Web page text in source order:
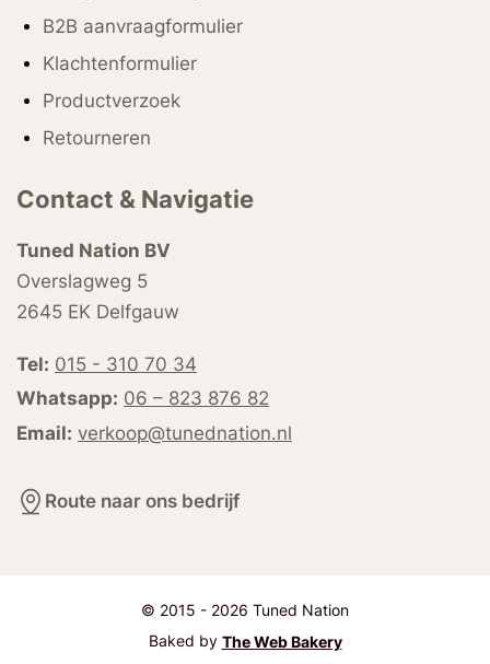
B2B aanvraagformulier
Klachtenformulier
Productverzoek
Retourneren
Contact & Navigatie
Tuned Nation BV
Overslagweg 5
2645 EK Delfgauw
Tel: 015 - 310 70 34
Whatsapp: 06 – 823 876 82
Email: verkoop@tunednation.nl
Route naar ons bedrijf
© 2015 - 2026 Tuned Nation
Baked by The Web Bakery